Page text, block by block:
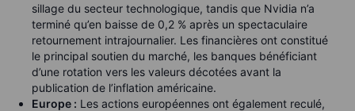
sillage du secteur technologique, tandis que Nvidia n’a
terminé qu’en baisse de 0,2 % après un spectaculaire
retournement intrajournalier. Les financières ont constitué
le principal soutien du marché, les banques bénéficiant
d’une rotation vers les valeurs décotées avant la
publication de l’inflation américaine.
Europe : Les actions européennes ont également reculé,